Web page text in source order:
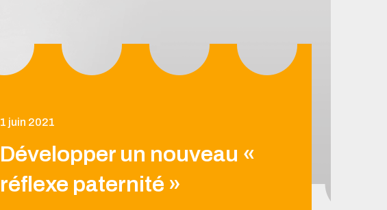
1 juin 2021
Développer un nouveau «
réflexe paternité »